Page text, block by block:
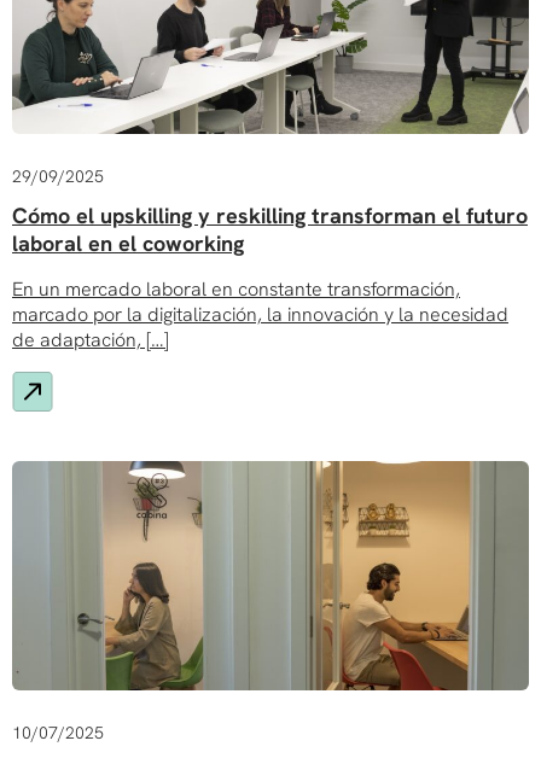
29/09/2025
Cómo el upskilling y reskilling transforman el futuro
laboral en el coworking
En un mercado laboral en constante transformación,
marcado por la digitalización, la innovación y la necesidad
de adaptación, […]
10/07/2025